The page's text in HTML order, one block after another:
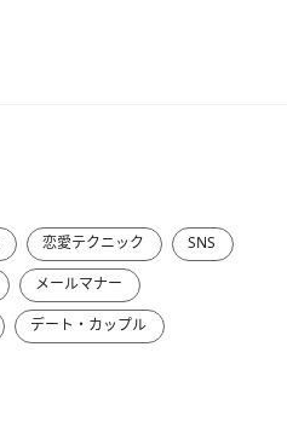
恋愛テクニック
SNS
メールマナー
デート・カップル